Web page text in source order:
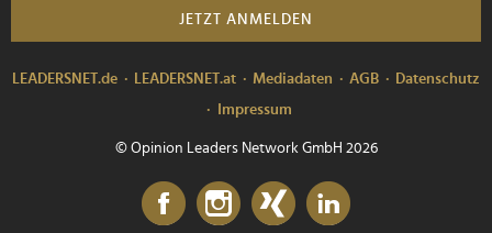
JETZT ANMELDEN
LEADERSNET.de LEADERSNET.at Mediadaten AGB
Datenschutz
Impressum
© Opinion Leaders Network GmbH 2026